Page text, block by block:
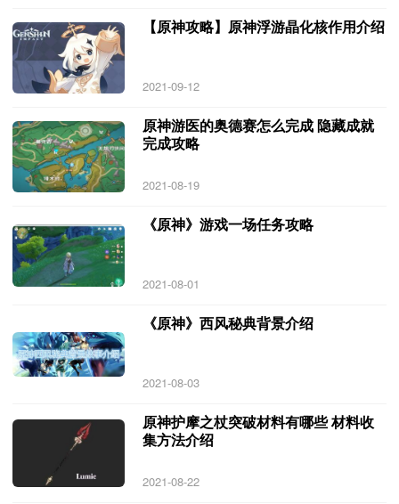
【原神攻略】原神浮游晶化核作用介绍
2021-09-12
原神游医的奥德赛怎么完成 隐藏成就
完成攻略
2021-08-19
《原神》游戏一场任务攻略
2021-08-01
《原神》西风秘典背景介绍
2021-08-03
原神护摩之杖突破材料有哪些 材料收
集方法介绍
2021-08-22